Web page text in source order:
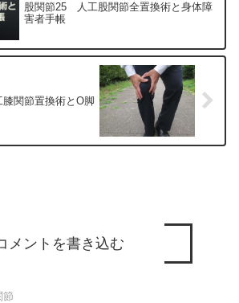
股関節25 人工股関節全置換術と身体障
害者手帳
膝関節置換術とO脚
メントを書き込む
節